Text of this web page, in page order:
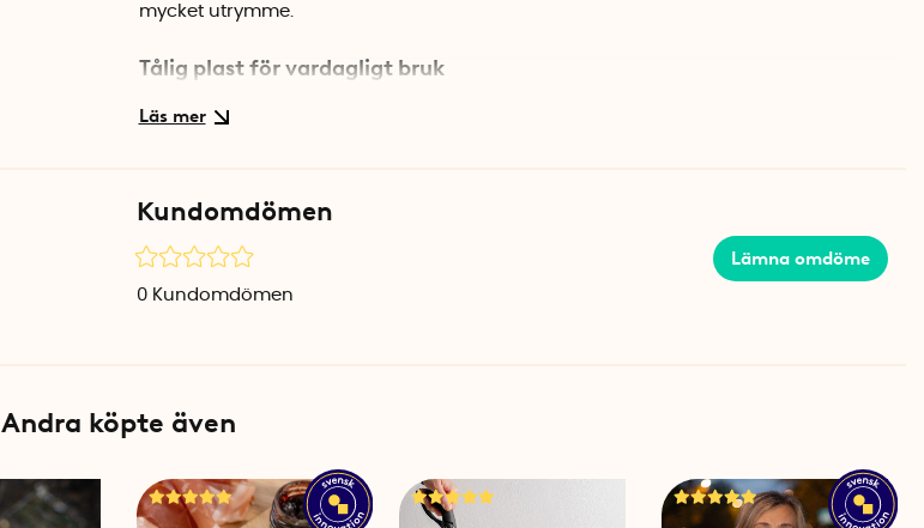
mycket utrymme.
Tålig plast för vardagligt bruk
Specifikationer
Volym: 35 ml per burk
Antal: 4 st
Material: BPA-fri plast
Kundomdömen
Lämna omdöme
0 Kundomdömen
Andra köpte även